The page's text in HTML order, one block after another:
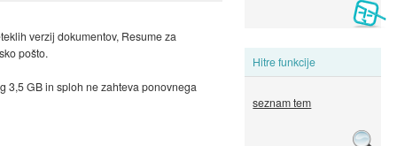
Hitre funkcije
seznam tem
verzij dokumentov, Resume za
pošto.
3,5 GB in sploh ne zahteva ponovnega